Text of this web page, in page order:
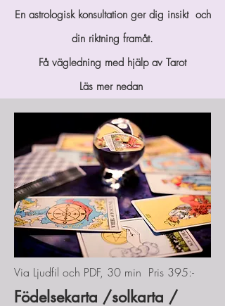
En astrologisk konsultation ger dig insikt och
din riktning framåt.
Få vägledning med hjälp av Tarot
Läs mer nedan
Via Ljudfil och PDF, 30 min Pris 395:-
Födelsekarta /solkarta /